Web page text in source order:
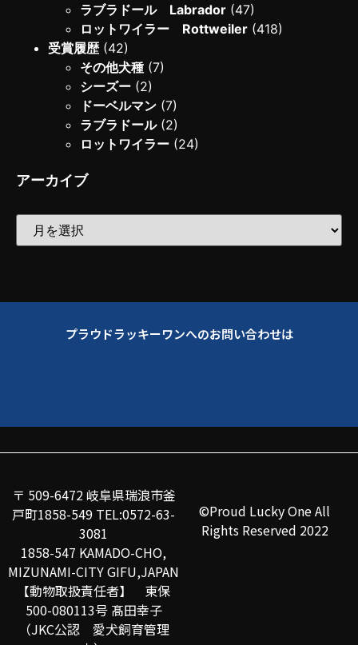
ラブラドール Labrador (47)
ロットワイラー Rottweiler (418)
受賞履歴(42)
その他犬種 (7)
シーズー (2)
ドーベルマン (7)
ラブラドール(2)
ロットワイラー (24)
アーカイブ
プラウドラッキーワンへのお問い合わせは
〒 509-6472 岐阜県瑞浪市釜
戸町1858-549 TEL:0572-63-
3081
1858-547 KAMADO-CHO,
MIZUNAMI-CITY GIFU,JAPAN
【動物取扱責任者】 東保
500-080113号 髙田幸子
（JKC公認 愛犬飼育管理
©Proud Lucky One All
Rights Reserved 2022